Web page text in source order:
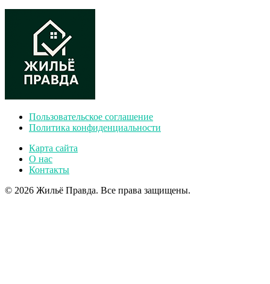
Пользовательское соглашение
Политика конфиденциальности
Карта сайта
О нас
Контакты
© 2026 Жильё Правда. Все права защищены.